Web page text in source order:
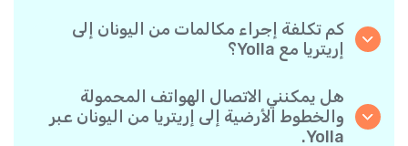
كم تكلفة إجراء مكالمات من اليونان إلى
إريتريا مع Yolla؟
إلى إريتريا. يمكنك ببساطة التحقق من أحدث الأسعار
في التطبيق - بدون رسوم خفية أو مفاجآت.
هل يمكنني الاتصال الهواتف المحمولة
والخطوط الأرضية إلى إريتريا من اليونان عبر
Yolla.